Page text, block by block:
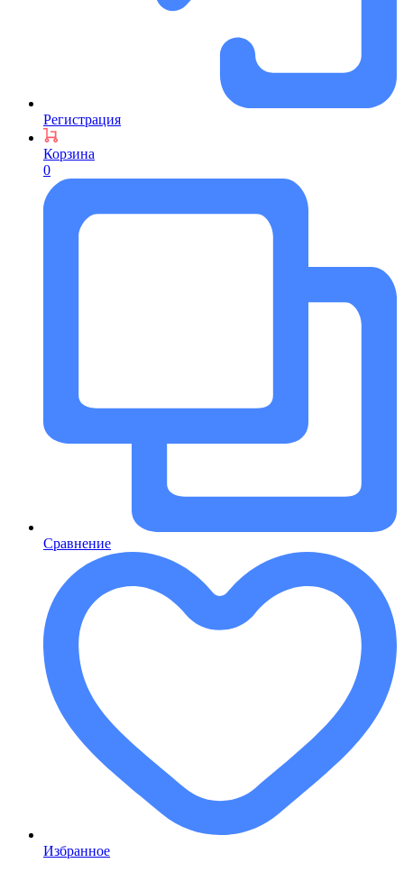
Регистрация
Корзина
0
Сравнение
Избранное